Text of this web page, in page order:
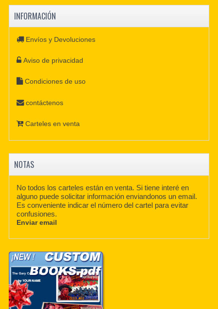
INFORMACIÓN
Envíos y Devoluciones
Aviso de privacidad
Condiciones de uso
contáctenos
Carteles en venta
NOTAS
No todos los carteles están en venta. Si tiene interé en
alguno puede solicitar información enviandonos un email.
Es conveniente indicar el número del cartel para evitar
confusiones.
Enviar email